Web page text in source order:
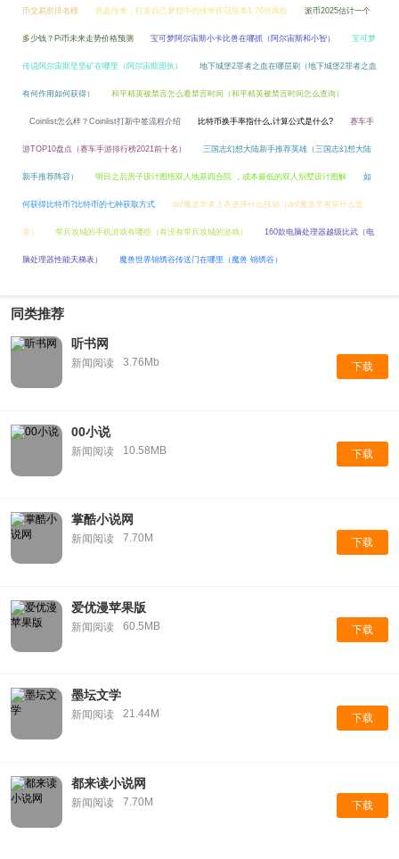
币交易所排名榜 热血传奇：打造自己梦想中的传奇怀旧版本1.76经典款 派币2025估计一个
多少钱？Pi币未来走势价格预测 宝可梦阿尔宙斯小卡比兽在哪抓（阿尔宙斯和小智） 宝可梦
传说阿尔宙斯坚坚矿在哪里（阿尔宙斯固执） 地下城堡2罪者之血在哪层刷（地下城堡2罪者之血
有何作用如何获得） 和平精英被禁言怎么看禁言时间（和平精英被禁言时间怎么查询）
Coinlist怎么样？Coinlist打新中签流程介绍 比特币换手率指什么,计算公式是什么? 赛车手
游TOP10盘点（赛车手游排行榜2021前十名） 三国志幻想大陆新手推荐英雄（三国志幻想大陆
新手推荐阵容） 明日之后房子设计图纸双人地基四合院 ，成本最低的双人别墅设计图解 如
何获得比特币?比特币的七种获取方式 dnf魔道学者上衣选择什么技能（dnf魔道学者穿什么套
装） 带兵攻城的手机游戏有哪些（有没有带兵攻城的游戏） 160款电脑处理器越级比武（电
脑处理器性能天梯表） 魔兽世界锦绣谷传送门在哪里（魔兽 锦绣谷）
同类推荐
听书网
新闻阅读 3.76Mb 下载
00小说
新闻阅读 10.58MB 下载
掌酷小说网
新闻阅读 7.70M 下载
爱优漫苹果版
新闻阅读 60.5MB 下载
墨坛文学
新闻阅读 21.44M 下载
都来读小说网
新闻阅读 7.70M 下载